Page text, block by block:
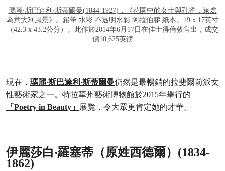
瑪麗‧斯巴達利‧斯蒂爾曼(1844-1927)，《花園中的女士與孔雀，遠處
為意大利風景》
。鉛筆 水彩 不透明水彩 阿拉伯膠 紙本。19 x 17英寸
（42.3 x 43.2公分）。此作於2014年6月17日在佳士得倫敦售出，成交
價10,625英鎊
現在， 瑪麗‧斯巴達利‧斯蒂爾曼仍然是最暢銷的拉斐爾前派女
性藝術家之一。特拉華州藝術博物館於2015年舉行的
「Poetry in Beauty」 展覽，令大眾更肯定她的才華。
伊麗莎白‧羅塞蒂（原姓西德爾）(1834-
1862)